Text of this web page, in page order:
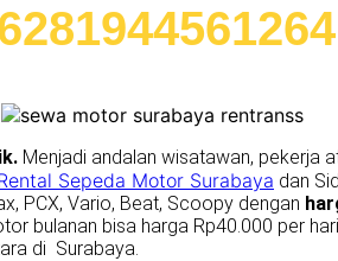
Menjadi andalan wisatawan, pekerja
Sepeda Motor Surabaya dan
PCX, Vario, Beat, Scoopy dengan
bulanan bisa harga Rp40.000 per
di Surabaya.